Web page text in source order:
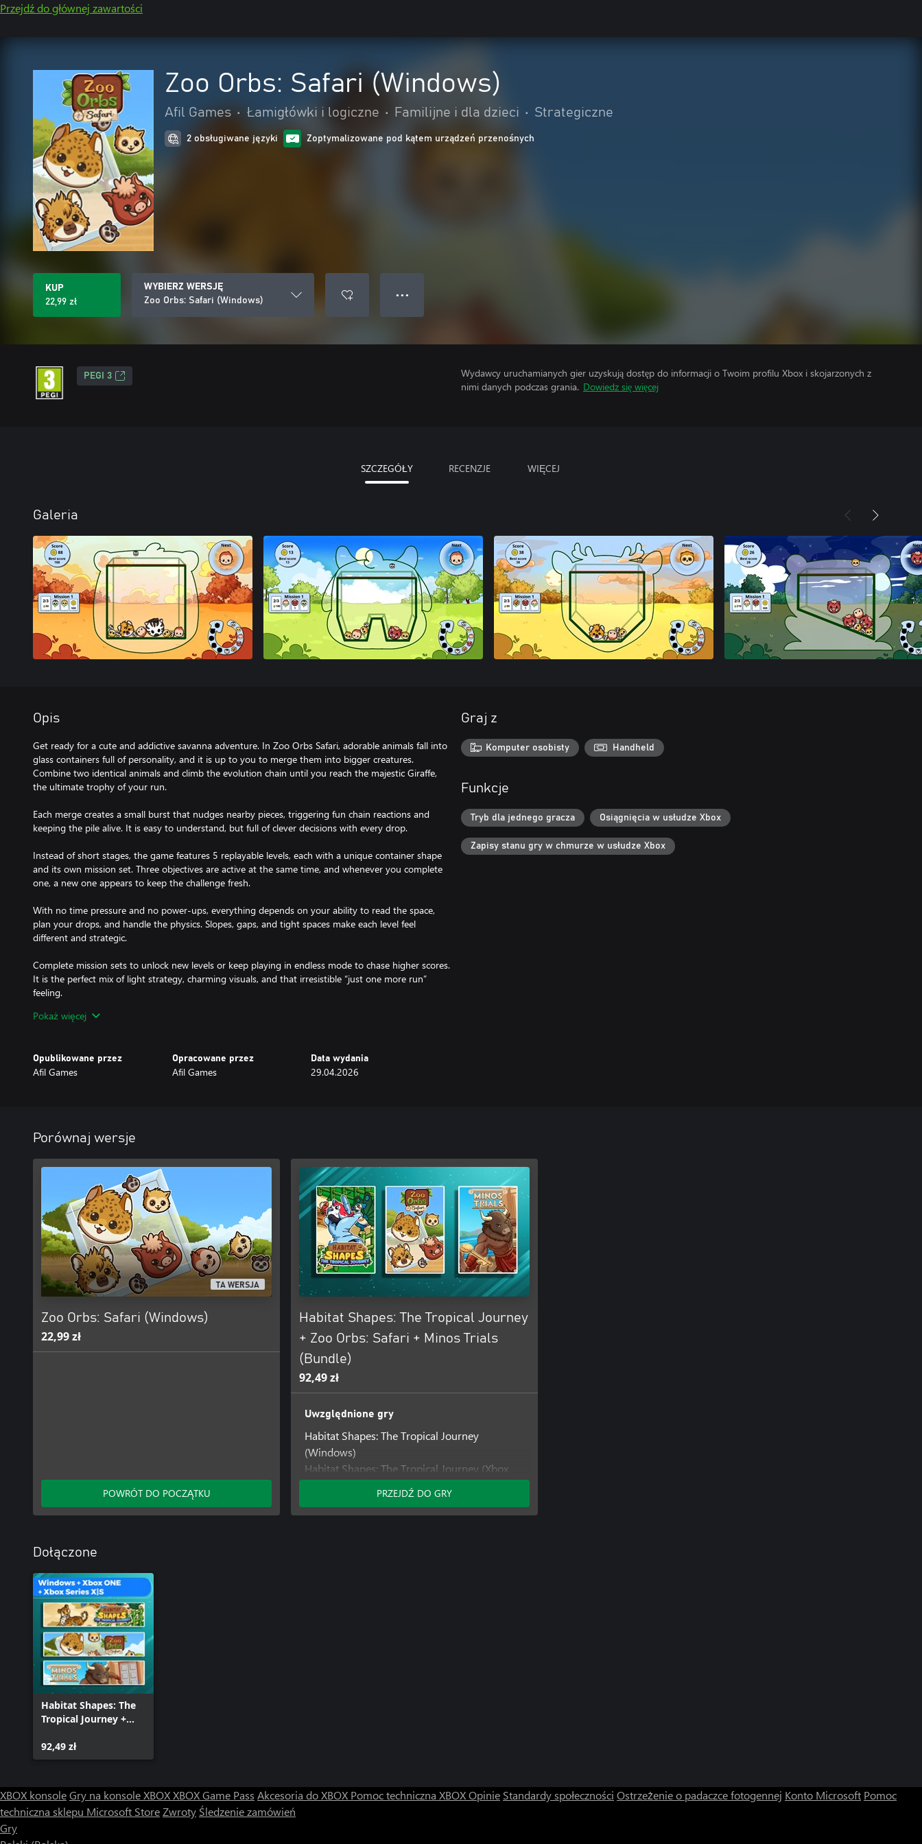
Przejdź do głównej zawartości
Zoo Orbs: Safari (Windows)
Afil Games • Łamigłówki i logiczne • Familijne i dla dzieci • Strategiczne
2 obsługiwane języki Zoptymalizowane pod kątem urządzeń przenośnych
KUP
22,99 zł
WYBIERZ WERSJĘ
Zoo Orbs: Safari (Windows)
● ● ●
PEGI 3
Wydawcy uruchamianych gier uzyskują dostęp do informacji o Twoim profilu Xbox i skojarzonych z
nimi danych podczas grania. Dowiedz się więcej
SZCZEGÓŁY RECENZJE WIĘCEJ
Galeria
Opis
Get ready for a cute and addictive savanna adventure. In Zoo Orbs Safari, adorable animals fall into
glass containers full of personality, and it is up to you to merge them into bigger creatures.
Combine two identical animals and climb the evolution chain until you reach the majestic Giraffe,
the ultimate trophy of your run.
Each merge creates a small burst that nudges nearby pieces, triggering fun chain reactions and
keeping the pile alive. It is easy to understand, but full of clever decisions with every drop.
Instead of short stages, the game features 5 replayable levels, each with a unique container shape
and its own mission set. Three objectives are active at the same time, and whenever you complete
one, a new one appears to keep the challenge fresh.
With no time pressure and no power-ups, everything depends on your ability to read the space,
plan your drops, and handle the physics. Slopes, gaps, and tight spaces make each level feel
different and strategic.
Complete mission sets to unlock new levels or keep playing in endless mode to chase higher scores.
It is the perfect mix of light strategy, charming visuals, and that irresistible “just one more run”
feeling.
Observe, merge, reorganize, and shape the savanna your way.
Pokaż więcej
Opublikowane przez
Afil Games
Opracowane przez
Afil Games
Data wydania
29.04.2026
Graj z
Komputer osobisty Handheld
Funkcje
Tryb dla jednego gracza Osiągnięcia w usłudze Xbox
Zapisy stanu gry w chmurze w usłudze Xbox
Porównaj wersje
TA WERSJA
Zoo Orbs: Safari (Windows)
22,99 zł
POWRÓT DO POCZĄTKU
Habitat Shapes: The Tropical Journey
+ Zoo Orbs: Safari + Minos Trials
(Bundle)
92,49 zł
Uwzględnione gry
Habitat Shapes: The Tropical Journey
(Windows)
Habitat Shapes: The Tropical Journey (Xbox
Habitat Shapes: The Tropical Journey (Xbox
Series)
PRZEJDŹ DO GRY
Dołączone
Habitat Shapes: The
Tropical Journey +
Minos Trials (Bundle)
92,49 zł
XBOX konsoleGry na konsole XBOXXBOX Game Pass Akcesoria do XBOX Pomoc techniczna XBOXOpinie Standardy społeczności Ostrzeżenie o padaczce fotogennej Konto Microsoft Pomoc
techniczna sklepu Microsoft StoreZwroty Śledzenie zamówień
Gry